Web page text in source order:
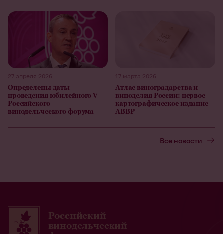
27 апреля 2026
Определены даты
проведения юбилейного V
Российского
винодельческого форума
17 марта 2026
Атлас виноградарства и
виноделия России: первое
картографическое издание
АВВР
Все новости
Российский
винодельческий